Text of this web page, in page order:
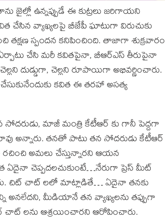
జైల్లో ఉన్నప్పుడే ఈ కుట్రలు జరిగాయని
చేసిన వ్యాఖ్యలపై బీజేపీ ఘాటుగా విరుచుకు
తక్షణ స్పందన కనిపించింది. తాజాగా శుక్రవారం
చేసి మరీ కవితపైనా, బీఆర్ఎస్ తీరుపైనా
దుడ్డుగా, చెల్లని రూపాయిగా అభివర్ణించారు.
కవిత ఈ తరహా అసత్య
మాజీ మంత్రి కేటీఆర్ కు గానీ పెద్దగా
రావు అన్నారు. తనతో పాటు తన సోదరుడు కేటీఆర్
రచించి అమలు చేస్తున్నారని ఆయన
చెప్పదలచుకుంటే…నేరుగా ప్రెస్ మీట్
చిట్ చాట్ లలో మాట్లాడితే… ఏదైనా తనకు
అనలేదని, మీడియానే తన వ్యాఖ్యలను తప్పుగా
చాట్ లను ఆశ్రయించారని ఆరోపించారు.